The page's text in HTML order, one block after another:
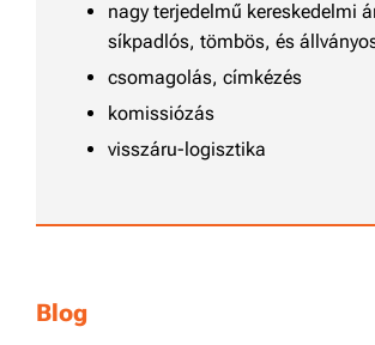
nagy terjedelmű kereskedelmi
síkpadlós, tömbös, és
csomagolás, címkézés
komissiózás
visszáru-logisztika
Blog